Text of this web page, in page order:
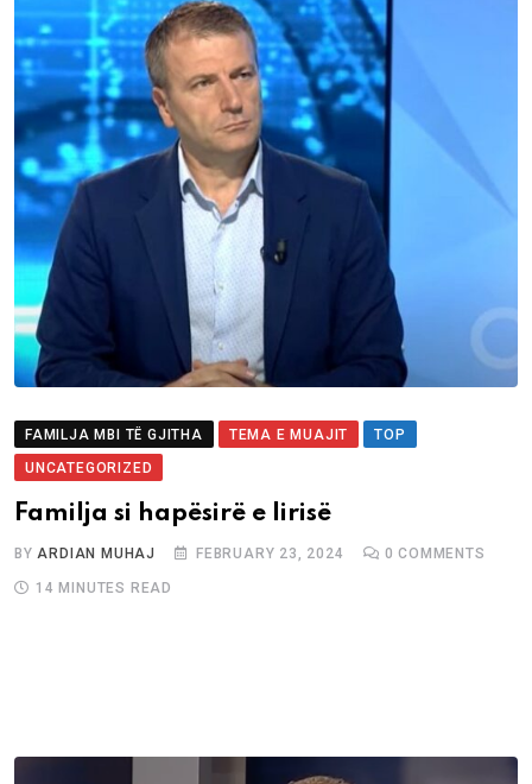
FAMILJA MBI TË GJITHA TEMA E MUAJIT
TOP
UNCATEGORIZED
Familja si hapësirë e lirisë
BY ARDIAN MUHAJ FEBRUARY 23, 2024 0 COMMENTS
14 MINUTES READ